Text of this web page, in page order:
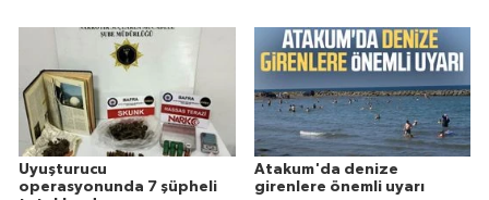
Uyuşturucu
operasyonunda 7 şüpheli
Atakum'da denize
girenlere önemli uyarı